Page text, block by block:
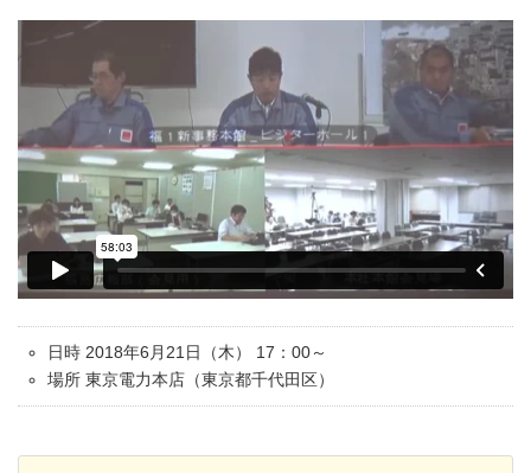
日時 2018年6月21日（木） 17：00～
場所 東京電力本店（東京都千代田区）